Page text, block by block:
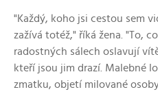
"Každý, koho jsi cestou sem
zažívá totéž," říká žena. "To,
radostných sálech oslavují
kteří jsou jim drazí. Malebné
zmatku, objetí milované